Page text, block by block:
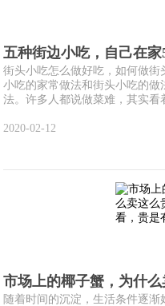
五种街边小吃，自己在
街头小吃怎么做好吃，如何做
小吃的家常做法和街头小吃的
法。许多人都说做菜难，其实看
2020-02-12
市场上的椰子蟹，为什
随着时间的沉淀，生活条件逐